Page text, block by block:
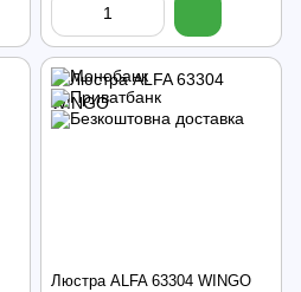
Люстра ALFA 63304 WINGO